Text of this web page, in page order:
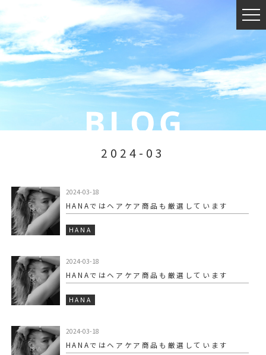
2024-03
2024-03-18
HANAではヘアケア商品も厳選しています
HANA
2024-03-18
HANAではヘアケア商品も厳選しています
HANA
2024-03-18
HANAではヘアケア商品も厳選しています